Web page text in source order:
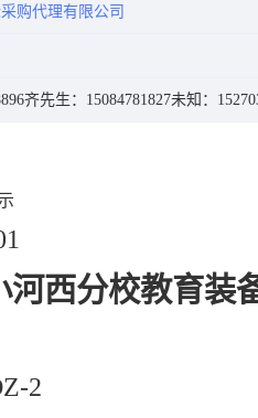
购代理有限公司
齐先生：15084781827未知：
河西分校教育装
2